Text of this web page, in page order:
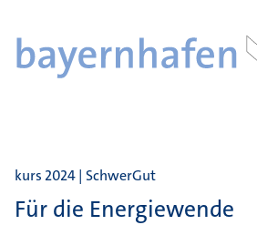
kurs 2024 | SchwerGut
Für die Energiewende